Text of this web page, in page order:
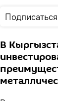
Подписаться
В